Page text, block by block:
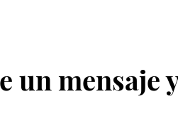
un mensaje